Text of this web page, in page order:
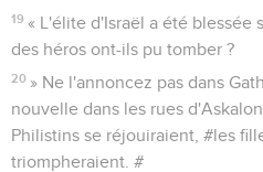
19 « L'élite d'Israël a été blessée
des héros ont-ils pu tomber ?
20 » Ne l'annoncez pas dans
nouvelle dans les rues
Philistins se réjouiraient, #les
triompheraient. #